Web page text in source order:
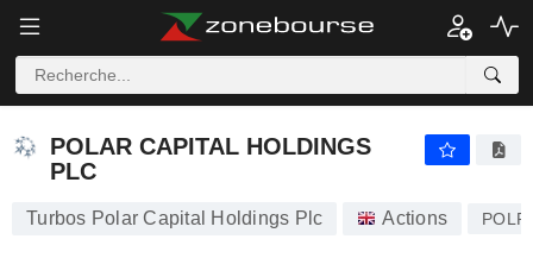
POLAR CAPITAL HOLDINGS
PLC
Turbos Polar Capital Holdings Plc Actions POLR